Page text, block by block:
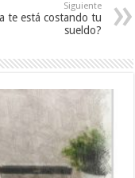
Siguiente
te está costando tu
sueldo?